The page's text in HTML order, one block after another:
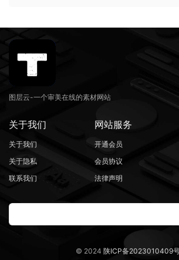
图层云-一个审美在线的素材网站
关于我们
关于我们
关于隐私
联系我们
网站服务
开通会员
会员协议
法律声明
© 2024 陕ICP备2023010409